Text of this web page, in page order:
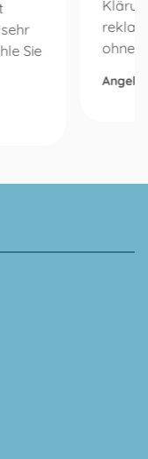
Sie
ohne